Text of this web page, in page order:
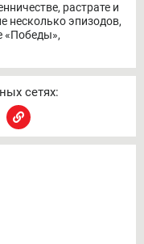
растрате и
несколько эпизодов,
«Победы»,
сетях: